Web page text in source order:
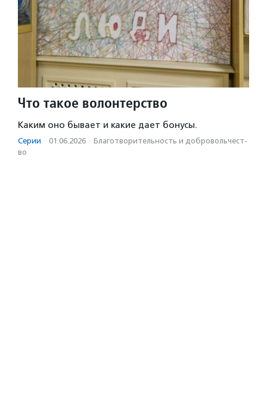
Что такое волонтерство
Каким оно бывает и какие дает бонусы.
Серии · 01.06.2026 · Благотвори­тель­ность и доброволь­чест­
во